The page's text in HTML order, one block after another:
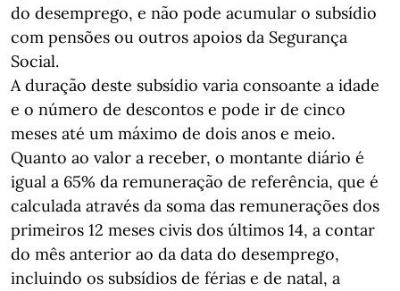
do desemprego, e não pode acumular o subsídio
com pensões ou outros apoios da Segurança
Social.
A duração deste subsídio varia consoante a idade
e o número de descontos e pode ir de cinco
meses até um máximo de dois anos e meio.
Quanto ao valor a receber, o montante diário é
igual a 65% da remuneração de referência, que é
calculada através da soma das remunerações dos
primeiros 12 meses civis dos últimos 14, a contar
do mês anterior ao da data do desemprego,
incluindo os subsídios de férias e de natal, a